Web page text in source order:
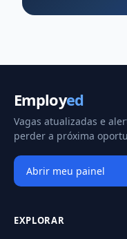
Employed
Vagas atualizadas e
perder a próxima
Abrir meu painel
EXPLORAR